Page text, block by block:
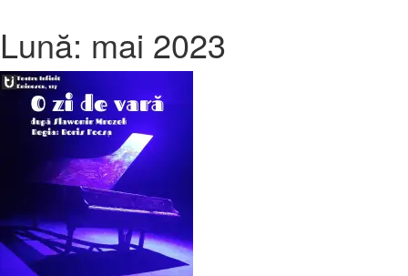
Lună: mai 2023